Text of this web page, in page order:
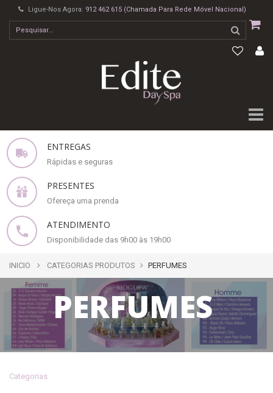
Ligue-Nos Agora: 912 462 615 (Chamada Para Rede Móvel Nacional)
ENTREGAS
Rápidas e seguras
PRESENTES
Ofereça uma prenda
ATENDIMENTO
Disponibilidade das 9h00 às 19h00
INICIO CATEGORIAS PRODUTOS PERFUMES
PERFUMES
Categorias